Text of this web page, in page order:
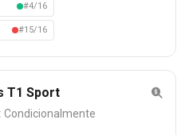
#4/16
#15/16
T1 Sport
Condicionalmente